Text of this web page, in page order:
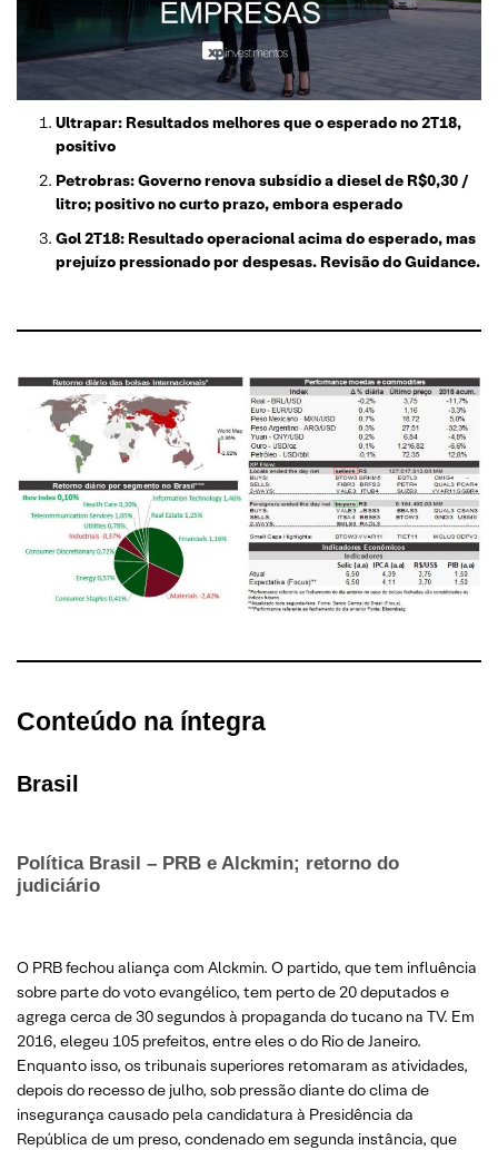
Ultrapar: Resultados melhores que o esperado no 2T18,
positivo
Petrobras: Governo renova subsídio a diesel de R$0,30 /
litro; positivo no curto prazo, embora esperado
Gol 2T18: Resultado operacional acima do esperado, mas
prejuízo pressionado por despesas. Revisão do Guidance.
Conteúdo na íntegra
Brasil
Política Brasil – PRB e Alckmin; retorno do
judiciário
O PRB fechou aliança com Alckmin. O partido, que tem influência
sobre parte do voto evangélico, tem perto de 20 deputados e
agrega cerca de 30 segundos à propaganda do tucano na TV. Em
2016, elegeu 105 prefeitos, entre eles o do Rio de Janeiro.
Enquanto isso, os tribunais superiores retomaram as atividades,
depois do recesso de julho, sob pressão diante do clima de
insegurança causado pela candidatura à Presidência da
República de um preso, condenado em segunda instância, que